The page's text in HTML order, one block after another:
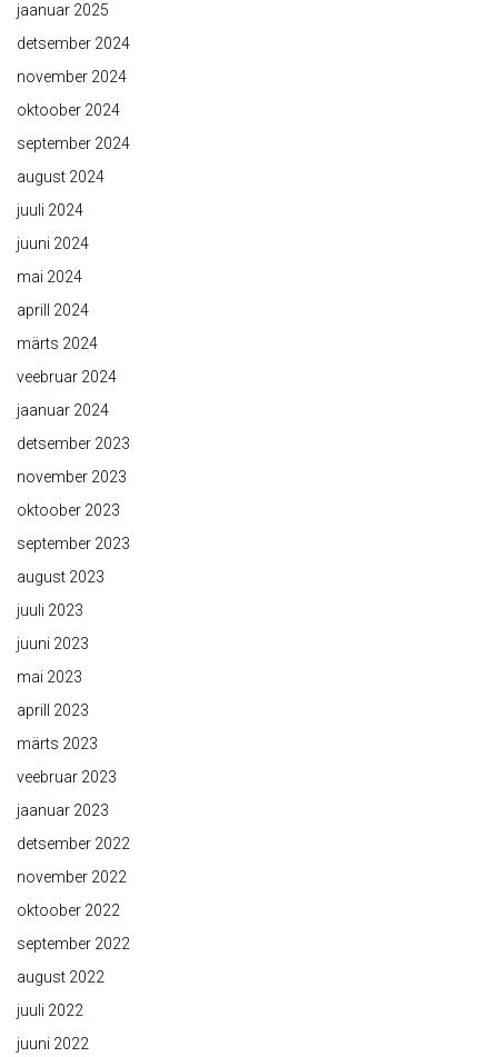
jaanuar 2025
detsember 2024
november 2024
oktoober 2024
september 2024
august 2024
juuli 2024
juuni 2024
mai 2024
aprill 2024
märts 2024
veebruar 2024
jaanuar 2024
detsember 2023
november 2023
oktoober 2023
september 2023
august 2023
juuli 2023
juuni 2023
mai 2023
aprill 2023
märts 2023
veebruar 2023
jaanuar 2023
detsember 2022
november 2022
oktoober 2022
september 2022
august 2022
juuli 2022
juuni 2022